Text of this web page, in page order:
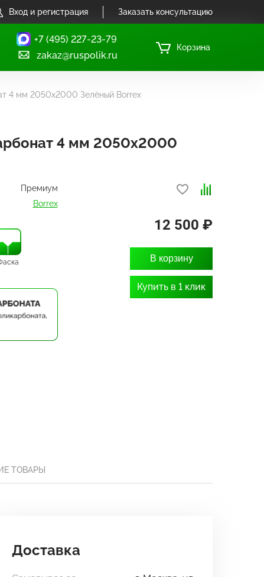
Вход и регистрация Заказать консультацию
+7 (495) 227-23-79
zakaz@ruspolik.ru
Корзина
4 мм 2050х2000 Зелёный Borrex
4 мм 2050х2000
Премиум
Borrex
12 500 ₽
В корзину
Купить в 1 клик
ТОВАРЫ
Доставка